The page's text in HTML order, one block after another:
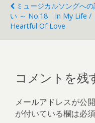
ミュージカルソングへ
い ～ No.18 In My Life /
Heartful Of Love
コメントを残
メールアドレスが公
が付いている欄は必